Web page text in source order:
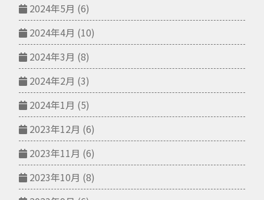
2024年5月 (6)
2024年4月 (10)
2024年3月 (8)
2024年2月 (3)
2024年1月 (5)
2023年12月 (6)
2023年11月 (6)
2023年10月 (8)